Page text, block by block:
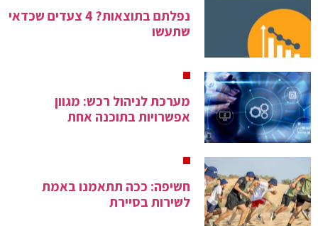
נפלתם בתוצאות? 4 צעדים שכדאי
שתעשו
מערכת לניהול רכש: מגוון
אפשרויות בתוכנה אחת
חשיפה: ככה תתאמנו באמת
לשירות בסיירת